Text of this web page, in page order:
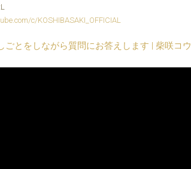
c/KOSHIBASAKI_OFFICIAL
ごとをしながら質問にお答えします | 柴咲コウ